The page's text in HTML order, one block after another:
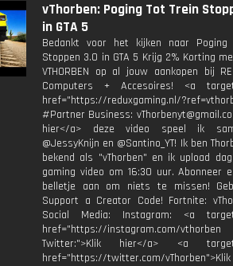
vThorben: Poging Tot Trein
in GTA 5
Bedankt voor het kijken naar Poging
Stoppen 3.0 in GTA 5 Krijg 2% Korting
VTHORBEN op al jouw aankopen bij
Computers + Accesoires! <a
href="https://reduxgaming.nl/
#Partner Business:
hier</a> deze video speel ik
@JessyKnijn en @Santino_YT! Ik ben
bekend als "vThorben" en ik upload
gaming video om 16:30 uur. Abonneer
belletje aan om niets te missen!
Support a Creator Code! Fortnite:
Social Media: Instagram: <a
href="https://instagram.com/vthorben
Twitter:">Klik hier</a> <a
href="https://twitter.com/